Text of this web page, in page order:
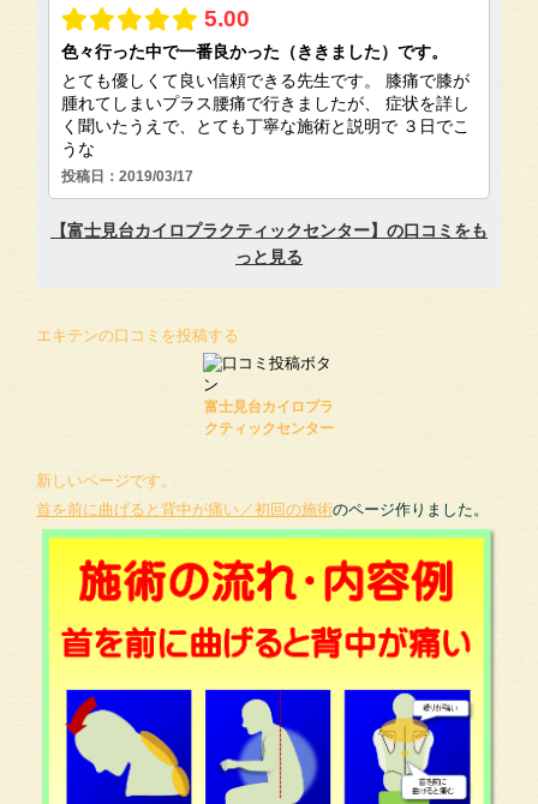
エキテンの口コミを投稿する
富士見台カイロプラ
クティックセンター
新しいページです。
首を前に曲げると背中が痛い／初回の施術のページ作りました。